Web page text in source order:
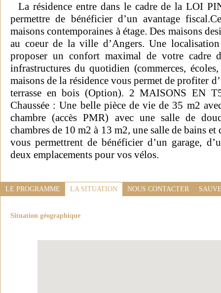
La résidence entre dans le cadre de la LOI
permettre de bénéficier d’un avantage
maisons contemporaines à étage. Des maisons
au coeur de la ville d’Angers. Une
proposer un confort maximal de votre cadre
infrastructures du quotidien (commerces, écoles,
maisons de la résidence vous permet de profiter
terrasse en bois (Option). 2 MAISONS EN
Chaussée : Une belle pièce de vie de 35 m2
chambre (accès PMR) avec une salle de
chambres de 10 m2 à 13 m2, une salle de bains et
vous permettrent de bénéficier d’un garage,
deux emplacements pour vos vélos.
LE PROGRAMME LA SITUATION NOUS CONTACTER
Situation géographique